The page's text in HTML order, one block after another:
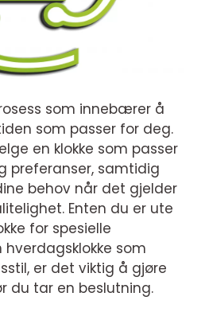
som innebærer å
som passer for deg.
en klokke som passer
preferanser, samtidig
behov når det gjelder
Enten du er ute
for spesielle
som
er det viktig å gjøre
du tar en beslutning.